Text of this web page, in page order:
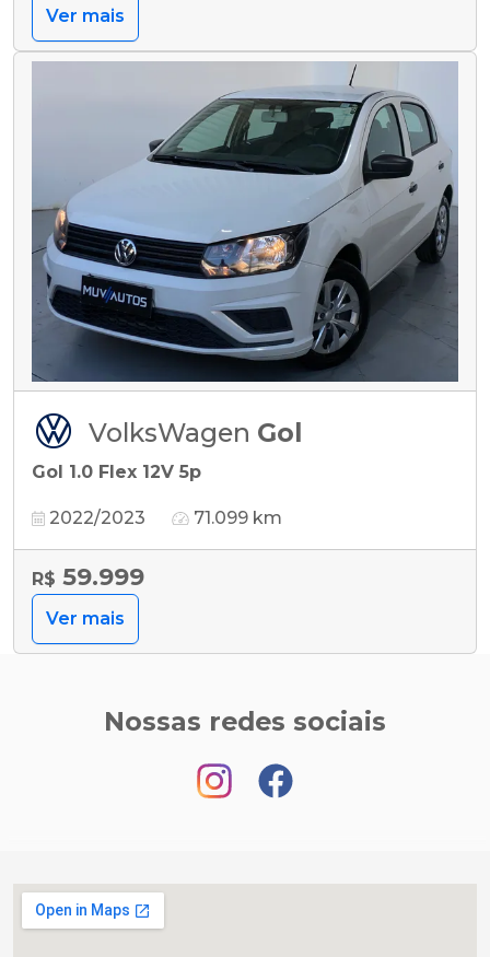
Ver mais
VolksWagen Gol
Gol 1.0 Flex 12V 5p
2022/2023 71.099 km
R$ 59.999
Ver mais
Nossas redes sociais